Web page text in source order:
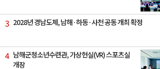
3 2028년 경남도체, 남해·하동·사천 공동 개최 확정
4 남해군청소년수련관, 가상현실(VR) 스포츠실
개장